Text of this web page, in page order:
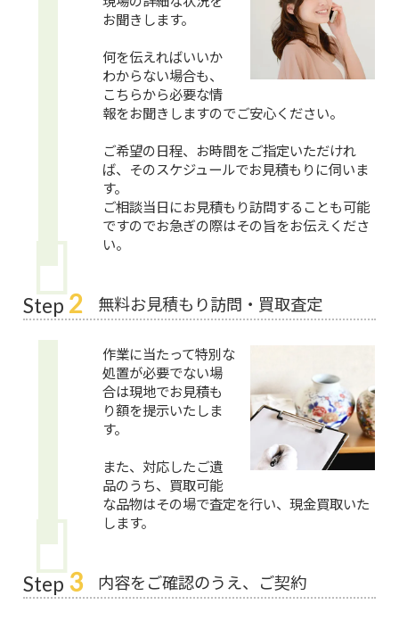
お聞きします。
何を伝えればいいか
わからない場合も、
こちらから必要な情
報をお聞きしますのでご安心ください。
ご希望の日程、お時間をご指定いただけれ
ば、そのスケジュールでお見積もりに伺いま
す。
ご相談当日にお見積もり訪問することも可能
ですのでお急ぎの際はその旨をお伝えくださ
い。
Step 2 無料お見積もり訪問・買取査定
作業に当たって特別な
処置が必要でない場
合は現地でお見積も
り額を提示いたしま
す。
また、対応したご遺
品のうち、買取可能
な品物はその場で査定を行い、現金買取いた
します。
Step 3 内容をご確認のうえ、ご契約